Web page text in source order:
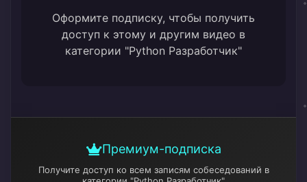
Оформите подписку, чтобы получить
доступ к этому и другим видео в
категории "Python Разработчик"
Премиум-подписка
Получите доступ ко всем записям собеседований в